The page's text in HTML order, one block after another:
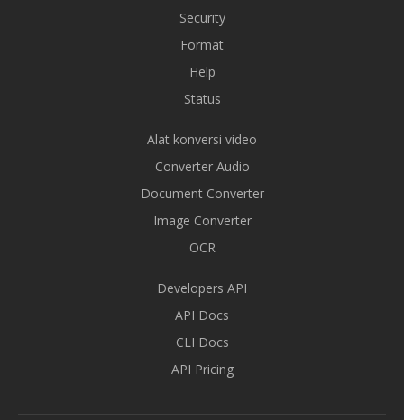
Security
Format
Help
Status
Alat konversi video
Converter Audio
Document Converter
Image Converter
OCR
Developers API
API Docs
CLI Docs
API Pricing